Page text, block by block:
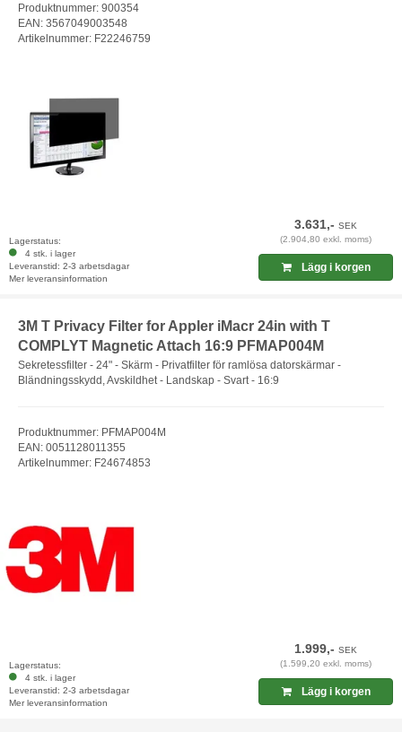
Produktnummer: 900354
EAN: 3567049003548
Artikelnummer: F22246759
Lagerstatus:
4 stk. i lager
Leveranstid: 2-3 arbetsdagar
Mer leveransinformation
3.631,-SEK
(2.904,80 exkl. moms)
Lägg i korgen
3M T Privacy Filter for Appler iMacr 24in with T
COMPLYT Magnetic Attach 16:9 PFMAP004M
Sekretessfilter - 24" - Skärm - Privatfilter för ramlösa datorskärmar -
Bländningsskydd, Avskildhet - Landskap - Svart - 16:9
Produktnummer: PFMAP004M
EAN: 0051128011355
Artikelnummer: F24674853
Lagerstatus:
4 stk. i lager
Leveranstid: 2-3 arbetsdagar
Mer leveransinformation
1.999,-SEK
(1.599,20 exkl. moms)
Lägg i korgen